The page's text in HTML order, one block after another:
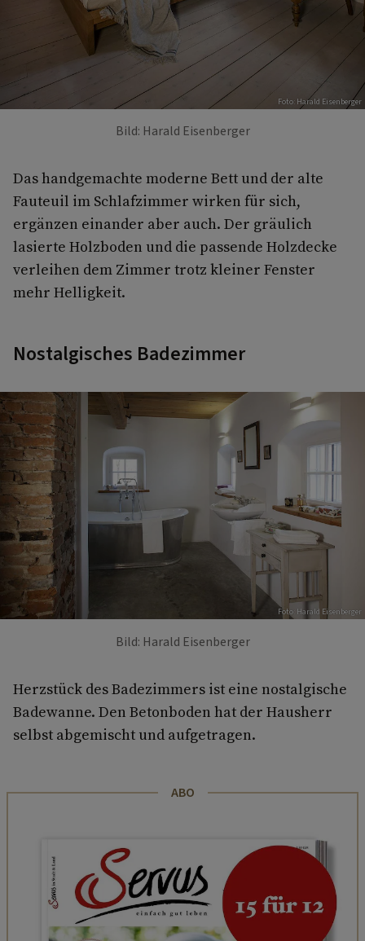
Foto: Harald Eisenberger
Bild: Harald Eisenberger
Das handgemachte moderne Bett und der alte
Fauteuil im Schlafzimmer wirken für sich,
ergänzen einander aber auch. Der gräulich
lasierte Holzboden und die passende Holzdecke
verleihen dem Zimmer trotz kleiner Fenster
mehr Helligkeit.
Nostalgisches Badezimmer
Foto: Harald Eisenberger
Bild: Harald Eisenberger
Herzstück des Badezimmers ist eine nostalgische
Badewanne. Den Betonboden hat der Hausherr
selbst abgemischt und aufgetragen.
ABO